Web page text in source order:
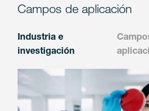
Campos de aplicación
Industria e
investigación